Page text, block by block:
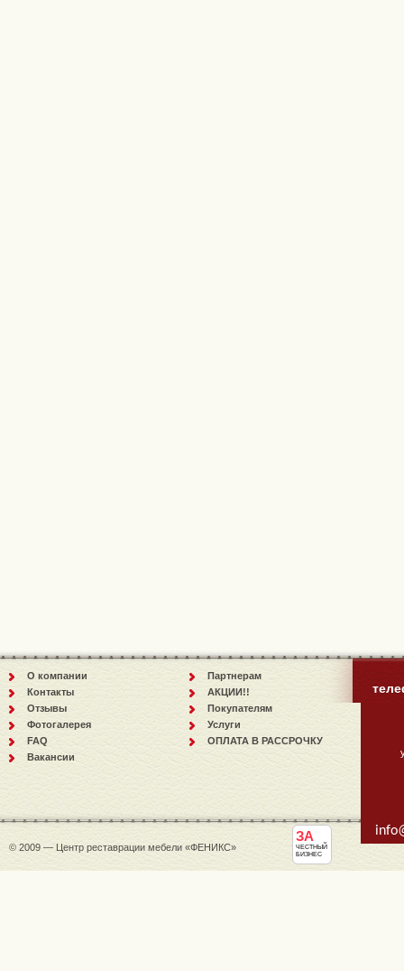
О компании
Партнерам
Контакты
АКЦИИ!!
Отзывы
Покупателям
Фотогалерея
Услуги
FAQ
ОПЛАТА В РАССРОЧКУ
Вакансии
© 2009 — Центр реставрации мебели «ФЕНИКС»
ЗА
ЧЕСТНЫЙ
БИЗНЕС